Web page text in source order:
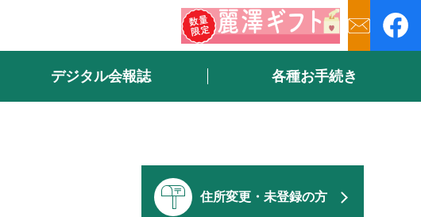
デジタル会報誌 各種お手続き
住所変更・未登録の方